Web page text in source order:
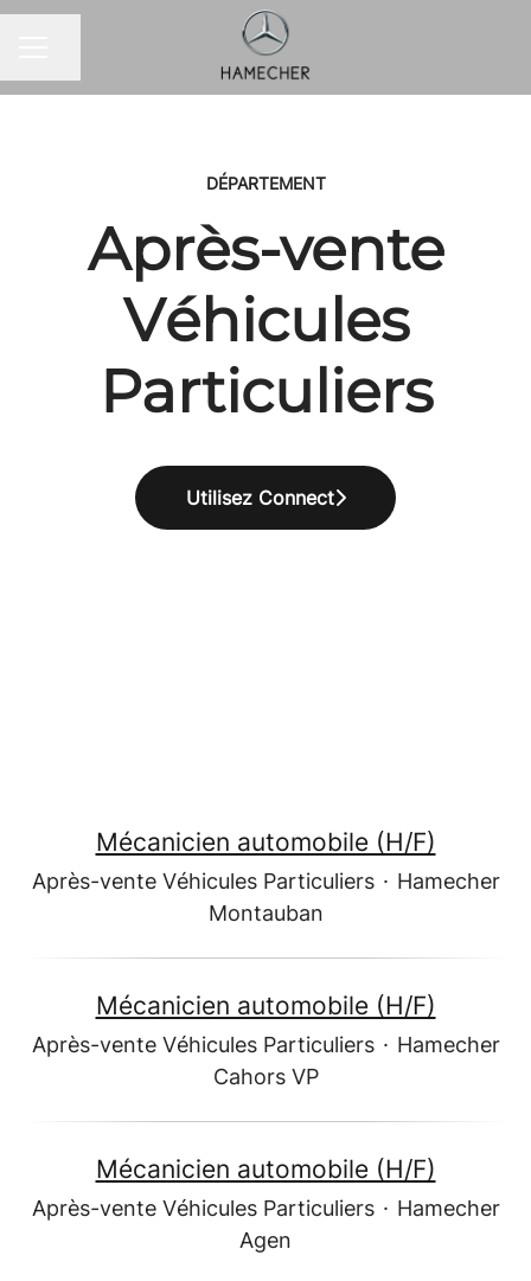
DÉPARTEMENT
Après-vente
Véhicules
Particuliers
Utilisez Connect
Mécanicien automobile (H/F)
Après-vente Véhicules Particuliers · Hamecher
Montauban
Mécanicien automobile (H/F)
Après-vente Véhicules Particuliers · Hamecher
Cahors VP
Mécanicien automobile (H/F)
Après-vente Véhicules Particuliers · Hamecher
Agen